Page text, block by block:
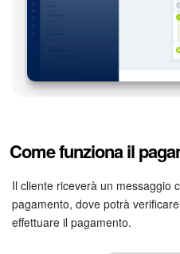
Come funziona il
Il cliente riceverà un messaggio
pagamento, dove potrà
effettuare il pagamento.